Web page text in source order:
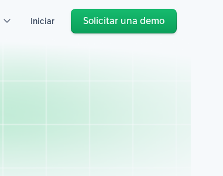
Iniciar Solicitar una demo